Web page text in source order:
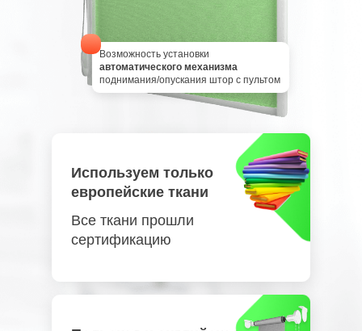
Используем только
европейские ткани
Все ткани прошли
сертификацию
Возможность установки
автоматического механизма
поднимания/опускания штор с пультом